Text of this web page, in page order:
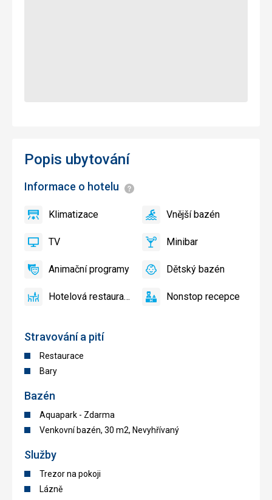
Stravování a pití
Restaurace
Bary
Bazén
Aquapark - Zdarma
Venkovní bazén, 30 m2, Nevyhřívaný
Služby
Trezor na pokoji
Lázně
Popis ubytování
Informace o hotelu Informace
Klimatizace
Klimatizace
ano
VnějšíVnější bazén
ano
TV TV
ano
Minibar,Minibar
ano
Animační
Animační programy
ano
DětskýDětský bazén
ano
Hotelová
Hotelová restaurace
ano
NonstopNonstop recepce
ano